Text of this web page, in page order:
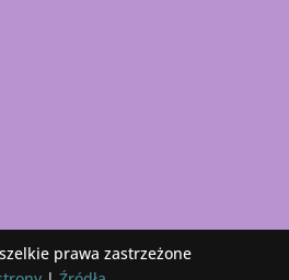
prawa zastrzeżone